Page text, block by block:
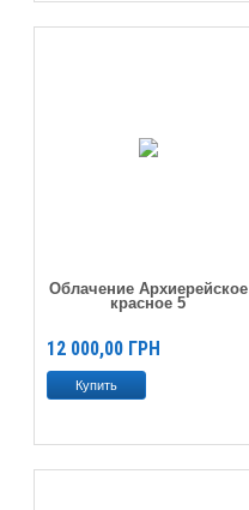
Облачение Архиерейское
красное 5
12 000,00 ГРН